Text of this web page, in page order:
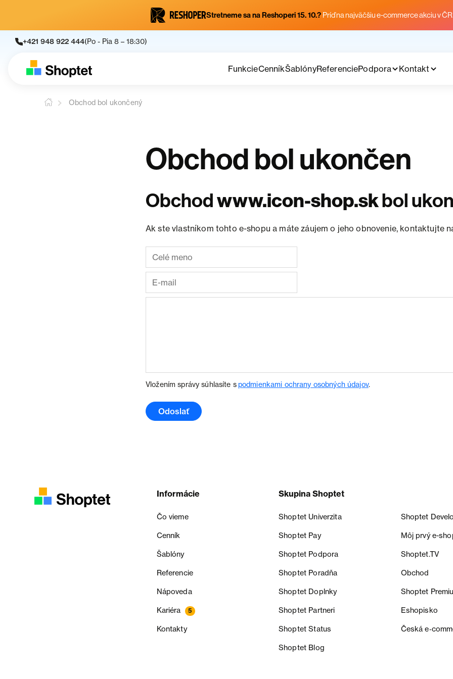
Stretneme sa na Reshoperi 15. 10.? Príď na najväčšiu e-commerce akciu v
+421 948 922 444(Po - Pia 8 – 18:30)
FunkcieCenníkŠablónyReferenciePodpora Kontakt
Obchod bol ukončený
Obchod bol ukončen
Obchodwww.icon-shop.skbol
Ak ste vlastníkom tohto e-shopu a máte záujem o jeho obnovenie, kontaktujte
Vložením správy súhlasíte spodmienkami ochrany osobných údajov.
Odoslať
Informácie
Čo vieme
Cenník
Šablóny
Referencie
Nápoveda
Kariéra 5
Kontakty
Skupina Shoptet
Shoptet Univerzita Shoptet
Shoptet Pay Môj prvý e-
Shoptet Podpora Shoptet.TV
Shoptet Poradňa Obchod
Shoptet Doplnky Shoptet
Shoptet Partneri Eshopisko
Shoptet Status Česká
Shoptet Blog